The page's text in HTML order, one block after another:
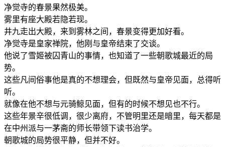
净觉寺的春景果然极美。
雾里有座大殿若隐若现。
井九走出大殿，来到雾林之间，春景变得更加好看。
净觉寺是皇家禅院，他刚与皇帝结束了交谈。
他说了雪姬被囚青山的事情，也知道了一些朝歌城最近的局
势。
这些凡间俗事他是真的不想理会，但既然与皇帝见面，总得听
听。
就像在他不想与元骑鲸见面，但有的时候不想见也不行。
这些年景辛很低调，很少离府，不管明里还是暗里，每天都是
在中州派与一茅斋的师长带领下读书治学。
朝歌城的局势很平静，但并不好。